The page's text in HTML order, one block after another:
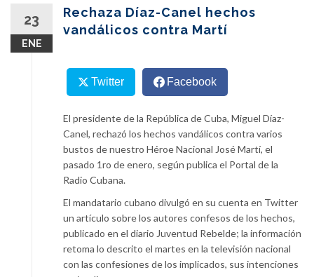
23
ENE
Rechaza Díaz-Canel hechos
vandálicos contra Martí
Twitter Facebook
El presidente de la República de Cuba, Miguel Díaz-
Canel, rechazó los hechos vandálicos contra varios
bustos de nuestro Héroe Nacional José Martí, el
pasado 1ro de enero, según publica el Portal de la
Radio Cubana.
El mandatario cubano divulgó en su cuenta en Twitter
un artículo sobre los autores confesos de los hechos,
publicado en el diario Juventud Rebelde; la información
retoma lo descrito el martes en la televisión nacional
con las confesiones de los implicados, sus intenciones